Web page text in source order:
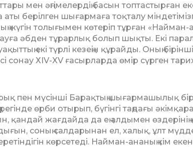
мен әңгімелердің басын
аты берілген шығармаға тоқ­талу
жүгін толығымен кө­т­еріп тұрған
әбден тұрарлық болып шықты. Екі
екі түрлі кезеңін құрай­ды. Оның
сонау ХIV-XV ғасырларда өмір сүрген
пен мүсінші Ба­рақ­тың шығармашылық
өрби отырып, бүгінгі таңдағы
қандай жағдайда да ең алдымен өздерінің
соның салдарынан ел, халық, ұлт мүддесі
көрсетеді. Найман-ананың кім